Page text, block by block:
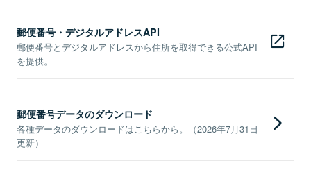
郵便番号・デジタルアドレスAPI
郵便番号とデジタルアドレスから住所を取得できる公式API
を提供。
郵便番号データのダウンロード
各種データのダウンロードはこちらから。（2026年7月31日
更新）